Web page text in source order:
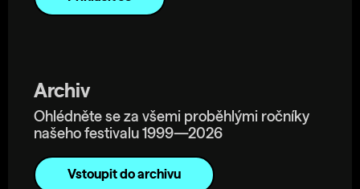
Archiv
Ohlédněte se za všemi proběhlými ročníky
našeho festivalu 1999—2026
Vstoupit do archivu